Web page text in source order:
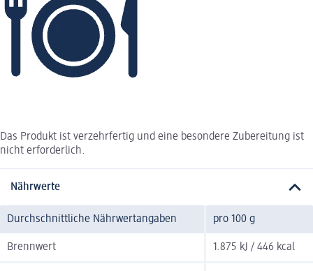
Das Produkt ist verzehrfertig und eine besondere Zubereitung ist
nicht erforderlich.
Nährwerte
Durchschnittliche Nährwertangaben pro 100 g
Brennwert 1.875 kJ / 446 kcal